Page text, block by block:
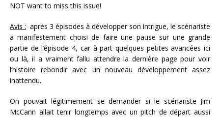
NOT want to miss this issue!
Avis : après 3 épisodes à développer son intrigue, le scénariste
a manifestement choisi de faire une pause sur une grande
partie de l’épisode 4, car à part quelques petites avancées ici
ou là, il a vraiment fallu attendre la dernière page pour voir
l’histoire rebondir avec un nouveau développement assez
inattendu.
On pouvait légitimement se demander si le scénariste Jim
McCann allait tenir longtemps avec un pitch de départ aussi